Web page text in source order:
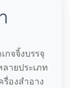
จจิ้งบรรจุ
ายประเภท
รื่องสำอาง